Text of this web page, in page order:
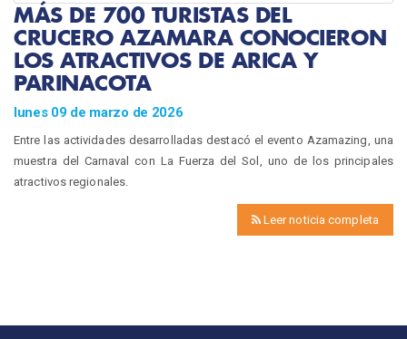
MÁS DE 700 TURISTAS DEL
CRUCERO AZAMARA CONOCIERON
LOS ATRACTIVOS DE ARICA Y
PARINACOTA
lunes 09 de marzo de 2026
Entre las actividades desarrolladas destacó el evento Azamazing, una
muestra del Carnaval con La Fuerza del Sol, uno de los principales
atractivos regionales.
Leer noticia completa